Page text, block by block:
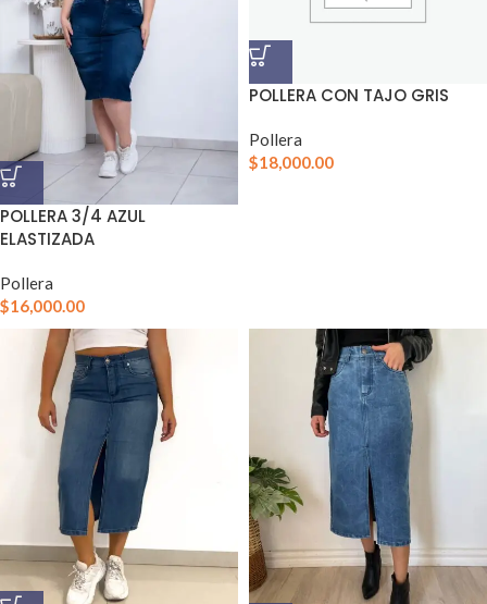
POLLERA 3/4 AZUL
ELASTIZADA
Pollera
$16,000.00
POLLERA CON TAJO GRIS
Pollera
$18,000.00